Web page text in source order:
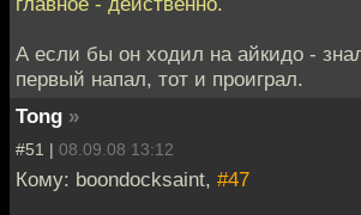
А если бы он ходил на айкидо -
первый напал, тот и проиграл.
Tong »
#51 | 08.09.08 13:12
Кому: boondocksaint, #47